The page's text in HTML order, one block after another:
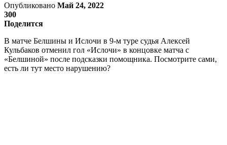
Опубликовано Май 24, 2022
300
Поделится
В матче Белшины и Ислочи в 9-м туре судья Алексей
Кульбаков отменил гол «Ислочи» в концовке матча с
«Белшиной» после подсказки помощника. Посмотрите сами,
есть ли тут место нарушению?